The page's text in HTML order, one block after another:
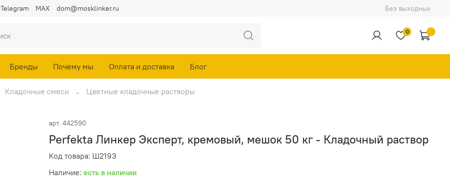
Без выходных
Telegram MAX dom@mosklinker.ru
0
Бренды Почему мы Оплата и доставка Блог
Кладочные смеси Цветные кладочные растворы
арт. 442590
Perfekta Линкер Эксперт, кремовый, мешок 50 кг - Кладочный раствор
Код товара: Ш2193
Наличие: есть в наличии